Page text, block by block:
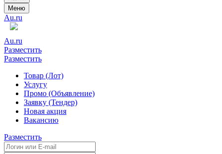
Меню
Au.ru
Au.ru
Разместить
Разместить
Товар (Лот)
Услугу
Промо (Объявление)
Заявку (Тендер)
Новая акция
Вакансию
Разместить